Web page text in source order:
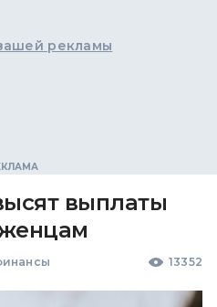
рекламы
выплаты
13352